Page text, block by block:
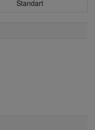
Standart